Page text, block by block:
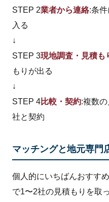
STEP 2業者から連絡:条
入る
↓
STEP 3現地調査・見積も
もりが出る
↓
STEP 4比較・契約:複数
社と契約
マッチングと地元専門
個人的にいちばんおすす
で1〜2社の見積もりを取